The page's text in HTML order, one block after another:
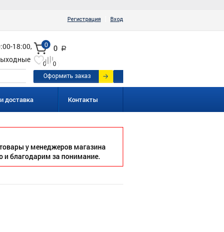
Регистрация Вход
18:00,
0 0 a
0
0
Оформить заказ
доставка Контакты
у менеджеров магазина
и благодарим за понимание.